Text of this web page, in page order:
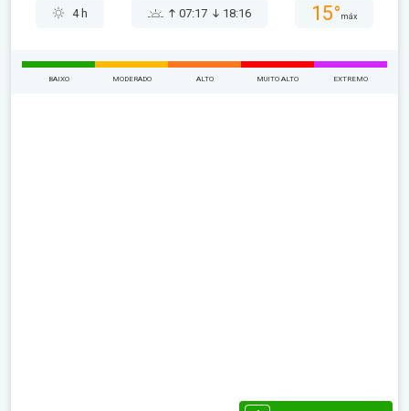
4 h 07:17 18:16 15° máx
BAIXO MODERADO ALTO MUITO ALTO EXTREMO